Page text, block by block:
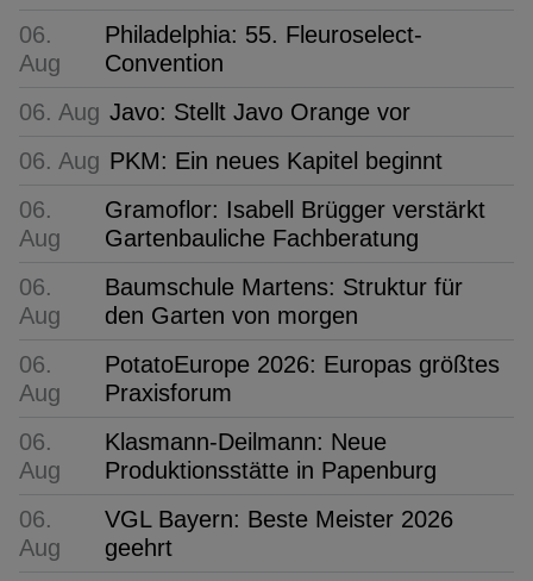
06.
Aug
Philadelphia: 55. Fleuroselect-
Convention
06. Aug Javo: Stellt Javo Orange vor
06. Aug PKM: Ein neues Kapitel beginnt
06.
Aug
Gramoflor: Isabell Brügger verstärkt
Gartenbauliche Fachberatung
06.
Aug
Baumschule Martens: Struktur für
den Garten von morgen
06.
Aug
PotatoEurope 2026: Europas größtes
Praxisforum
06.
Aug
Klasmann-Deilmann: Neue
Produktionsstätte in Papenburg
06.
Aug
VGL Bayern: Beste Meister 2026
geehrt